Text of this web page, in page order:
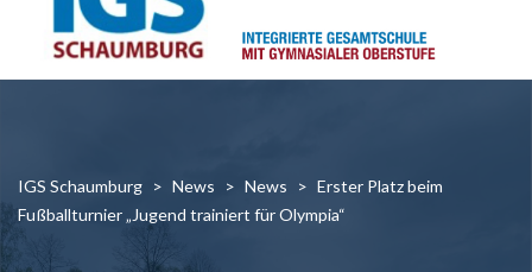
IGS Schaumburg > News > News > Erster Platz beim
Fußballturnier „Jugend trainiert für Olympia“